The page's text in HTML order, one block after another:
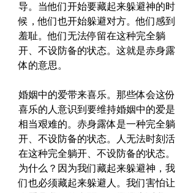
导。当他们开始要藏起来躲避神的时
候，他们也开始躲避对方。他们感到
羞耻。他们无法停留在这种完全躺
开、不设防备的状态。这就是赤身露
体的意思。
婚姻中的爱带来喜乐。那些体会这份
喜乐的人意识到要维持婚姻中的爱是
相当艰难的。赤身露体是一种完全躺
开、不设防备的状态。人无法时刻活
在这种完全躺开、不设防备的状态。
为什么？因为我们藏起来躲避神，我
们也必须藏起来躲避人。我们害怕让